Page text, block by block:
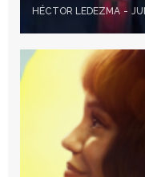
HÉCTOR LEDEZMA